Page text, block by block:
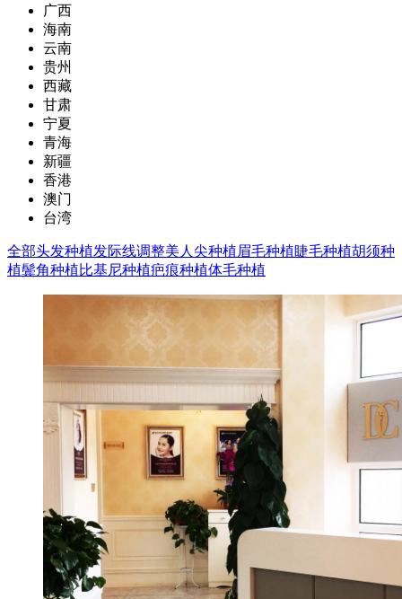
广西
海南
云南
贵州
西藏
甘肃
宁夏
青海
新疆
香港
澳门
台湾
全部头发种植发际线调整美人尖种植眉毛种植睫毛种植胡须种
植鬓角种植比基尼种植疤痕种植体毛种植